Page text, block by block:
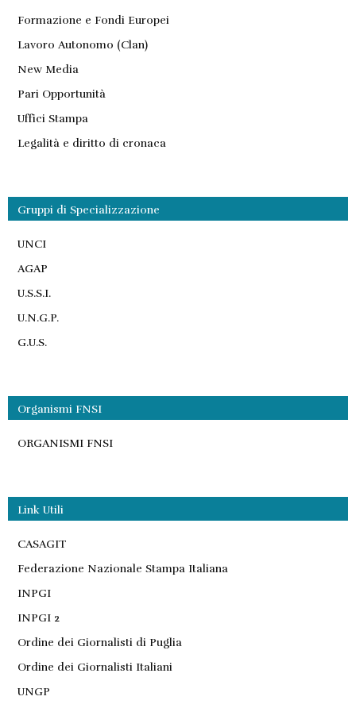
Formazione e Fondi Europei
Lavoro Autonomo (Clan)
New Media
Pari Opportunità
Uffici Stampa
Legalità e diritto di cronaca
Gruppi di Specializzazione
UNCI
AGAP
U.S.S.I.
U.N.G.P.
G.U.S.
Organismi FNSI
ORGANISMI FNSI
Link Utili
CASAGIT
Federazione Nazionale Stampa Italiana
INPGI
INPGI 2
Ordine dei Giornalisti di Puglia
Ordine dei Giornalisti Italiani
UNGP